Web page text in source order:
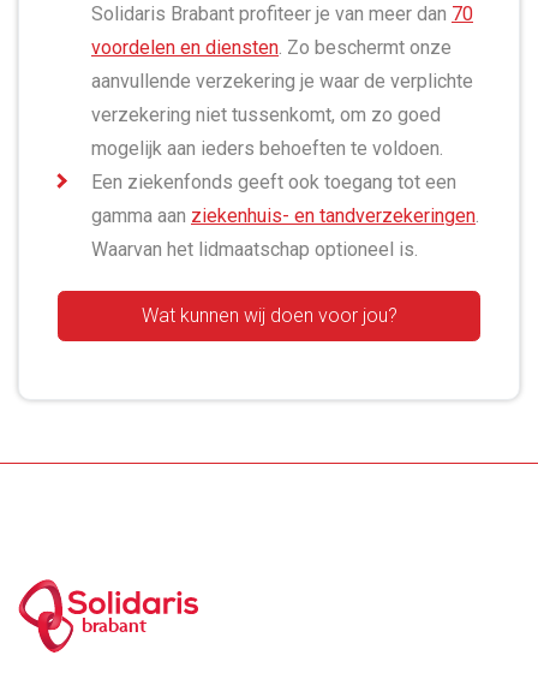
Solidaris Brabant profiteer je van meer dan 70
voordelen en diensten . Zo beschermt onze
aanvullende verzekering je waar de verplichte
verzekering niet tussenkomt, om zo goed
mogelijk aan ieders behoeften te voldoen.
Een ziekenfonds geeft ook toegang tot een
gamma aan ziekenhuis- en tandverzekeringen
Waarvan het lidmaatschap optioneel is.
Wat kunnen wij doen voor jou?
brabant